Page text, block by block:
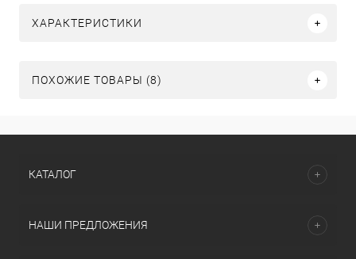
ХАРАКТЕРИСТИКИ
ПОХОЖИЕ ТОВАРЫ (8)
КАТАЛОГ
НАШИ ПРЕДЛОЖЕНИЯ